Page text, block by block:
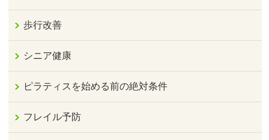
歩行改善
シニア健康
ピラティスを始める前の絶対条件
フレイル予防